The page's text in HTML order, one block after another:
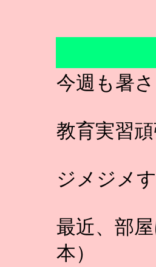
今週も暑
教育実習
ジメジメ
最近、部
本）